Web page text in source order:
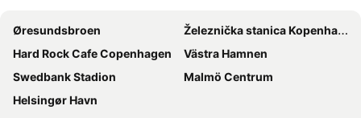
Øresundsbroen
Železnička stanica Kopenhagen
Hard Rock Cafe Copenhagen
Västra Hamnen
Swedbank Stadion
Malmö Centrum
Helsingør Havn